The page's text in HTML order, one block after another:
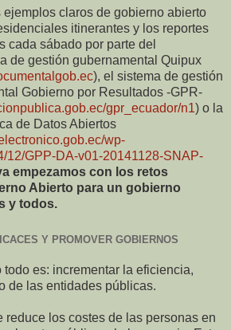
ejemplos claros de gobierno abierto
itinerantes y los reportes
cada sábado por parte del
de gestión gubernamental Quipux
), el sistema de gestión
Gobierno por Resultados -GPR-
gpr_ecuador/n1) o la
de Datos Abiertos
wp-
12/GPP-DA-v01-20141128-SNAP-
empezamos con los retos
Abierto para un gobierno
y todos.
Y PROMOVER GOBIERNOS
es: incrementar la eficiencia,
de las entidades públicas.
reduce los costes de las personas en